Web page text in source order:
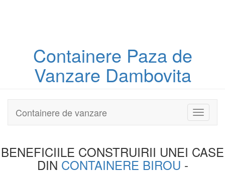
Containere Paza de
Vanzare Dambovita
Toggle
Containere de vanzare
BENEFICIILE CONSTRUIRII UNEI CASE
DIN CONTAINERE BIROU -